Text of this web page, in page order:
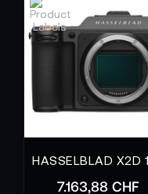
sorgt dafür, dass
wie das Auge sie
voll Tiefe. In
Objektiven entsteht
weich, plastisch
Wie Zukunft und
bleiben
Seit der ersten
Studio-Setups:
7.163,88 CHF